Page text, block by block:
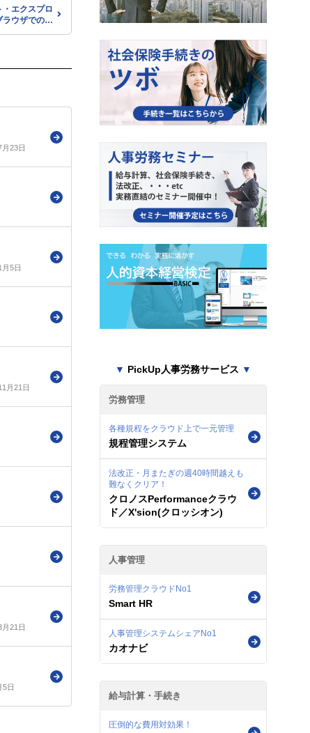
・エクスプロ
ラウザでの決
23日
5日
月21日
21日
5日
▼ PickUp人事労務サービス ▼
労務管理
各種規程をクラウド上で一元管理
規程管理システム
法改正・月またぎの週40時間越えも
難なくクリア！
クロノスPerformanceクラウ
ド／X'sion(クロッシオン)
人事管理
労務管理クラウドNo1
Smart HR
人事管理システムシェアNo1
カオナビ
給与計算・手続き
圧倒的な費用対効果！